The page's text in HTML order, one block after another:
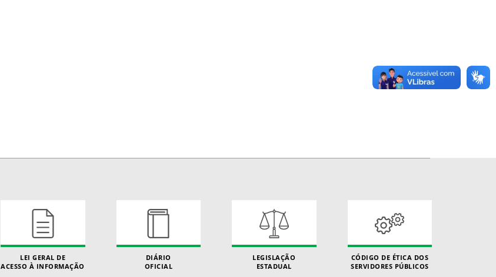
LEI GERAL DE
ACESSO À INFORMAÇÃO
DIÁRIO
OFICIAL
LEGISLAÇÃO
ESTADUAL
CÓDIGO DE ÉTICA DOS
SERVIDORES PÚBLICOS